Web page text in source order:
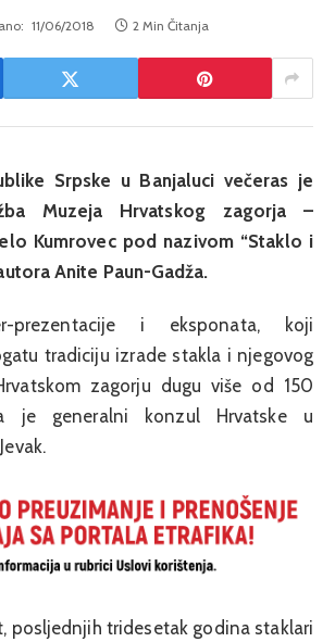
11/06/2018 2 Min Čitanja
Srpske u Banjaluci večeras je
Muzeja Hrvatskog zagorja –
Kumrovec pod nazivom “Staklo i
Anite Paun-Gadža.
prezentacije i eksponata, koji
tradiciju izrade stakla i njegovog
zagorju dugu više od 150
je generalni konzul Hrvatske u
posljednjih tridesetak godina staklari